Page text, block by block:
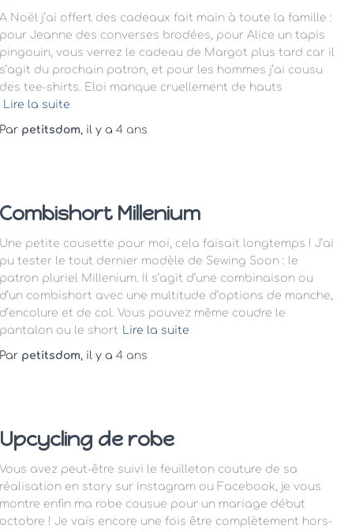
A Noël j’ai offert des cadeaux fait main à toute la famille :
pour Jeanne des converses brodées, pour Alice un tapis
pingouin, vous verrez le cadeau de Margot plus tard car il
s’agit du prochain patron, et pour les hommes j’ai cousu
des tee-shirts. Eloi manque cruellement de hauts
Lire la suite
Par petitsdom, il y a 4 ans
Combishort Millenium
Une petite cousette pour moi, cela faisait longtemps ! J’ai
pu tester le tout dernier modèle de Sewing Soon : le
patron pluriel Millenium. Il s’agit d’une combinaison ou
d’un combishort avec une multitude d’options de manche,
d’encolure et de col. Vous pouvez même coudre le
pantalon ou le short Lire la suite
Par petitsdom, il y a 4 ans
Upcycling de robe
Vous avez peut-être suivi le feuilleton couture de sa
réalisation en story sur Instagram ou Facebook, je vous
montre enfin ma robe cousue pour un mariage début
octobre ! Je vais encore une fois être complètement hors-